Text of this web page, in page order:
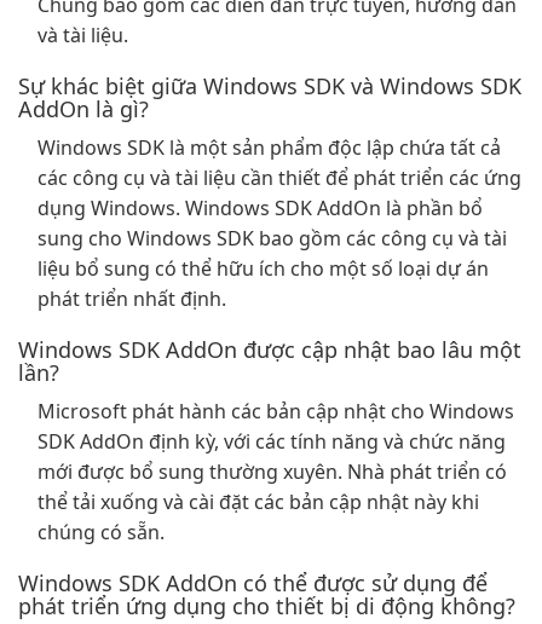
và tài liệu.
Sự khác biệt giữa Windows SDK và Windows SDK
AddOn là gì?
Windows SDK là một sản phẩm độc lập chứa tất cả
các công cụ và tài liệu cần thiết để phát triển các ứng
dụng Windows. Windows SDK AddOn là phần bổ
sung cho Windows SDK bao gồm các công cụ và tài
liệu bổ sung có thể hữu ích cho một số loại dự án
phát triển nhất định.
Windows SDK AddOn được cập nhật bao lâu một
lần?
Microsoft phát hành các bản cập nhật cho Windows
SDK AddOn định kỳ, với các tính năng và chức năng
mới được bổ sung thường xuyên. Nhà phát triển có
thể tải xuống và cài đặt các bản cập nhật này khi
chúng có sẵn.
Windows SDK AddOn có thể được sử dụng để
phát triển ứng dụng cho thiết bị di động không?